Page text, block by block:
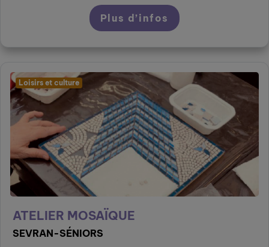
Plus d’infos
Loisirs et culture
ATELIER MOSAÏQUE
SEVRAN-SÉNIORS